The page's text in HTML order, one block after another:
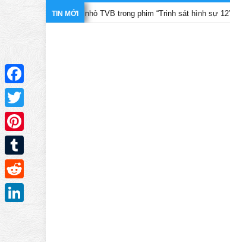
TIN MỚI
màn ảnh nhỏ TVB trong phim “Trinh sát hình sự 12”
Facebook
Twitter
Pinterest
Tumblr
Reddit